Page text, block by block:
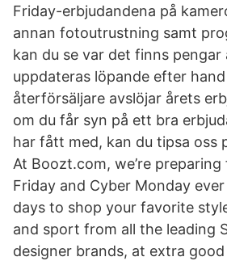
Friday-erbjudandena på
annan fotoutrustning samt
kan du se var det finns
uppdateras löpande efter
återförsäljare avslöjar årets
om du får syn på ett bra
har fått med, kan du tipsa oss
At Boozt.com, we’re
Friday and Cyber Monday
days to shop your favorite
and sport from all the leading
designer brands, at extra